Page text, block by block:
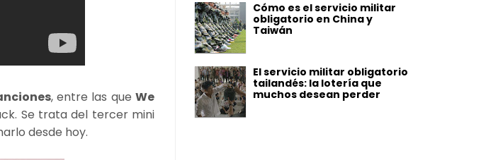
, entre las queWe
Se trata del tercer mini
desde hoy.
Cómo es el servicio militar
obligatorio en China y
Taiwán
El servicio militar obligatorio
tailandés: la lotería que
muchos desean perder